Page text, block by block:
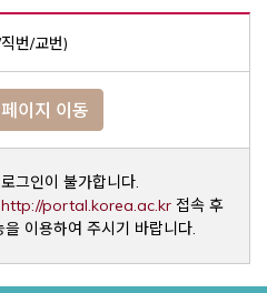
번/교번)
이지 이동
그인이 불가합니다.
http://portal.korea.ac.krOpens a
접속 후
이용하여 주시기 바랍니다.